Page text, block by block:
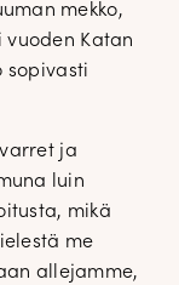
mekko,
vuoden Katan
sopivasti
ja
luin
mikä
me
allejamme,